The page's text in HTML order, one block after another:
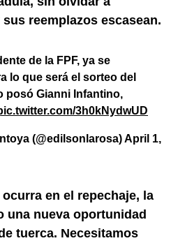
reemplazos escasean.
de la FPF, ya se
lo que será el sorteo del
posó Gianni Infantino,
3h0kNydwUD
(@edilsonlarosa)April 1,
en el repechaje, la
una nueva oportunidad
tuerca. Necesitamos